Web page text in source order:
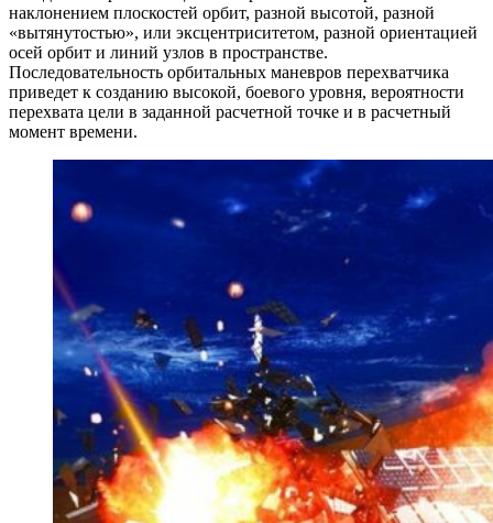
наклонением плоскостей орбит, разной высотой, разной
«вытянутостью», или эксцентриситетом, разной ориентацией
осей орбит и линий узлов в пространстве.
Последовательность орбитальных маневров перехватчика
приведет к созданию высокой, боевого уровня, вероятности
перехвата цели в заданной расчетной точке и в расчетный
момент времени.